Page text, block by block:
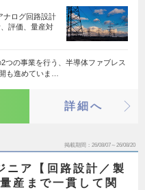
ナログ回路設計
評価、量産対
つの事業を行う、半導体ファブレス
も進めていま…
詳細へ
掲載期間 26/08/07～26/08/20
ニア【回路設計／製
産まで一貫して関